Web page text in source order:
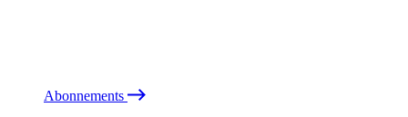
Abonnements